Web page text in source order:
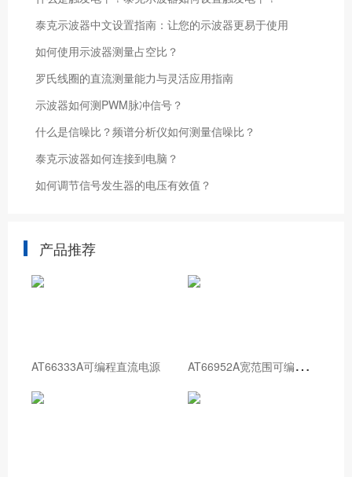
泰克示波器中文设置指南：让您的示波器更易于使用
如何使用示波器测量占空比？
罗氏线圈的直流测量能力与灵活应用指南
示波器如何测PWM脉冲信号？
什么是信噪比？频谱分析仪如何测量信噪比？
泰克示波器如何连接到电脑？
如何调节信号发生器的电压有效值？
产品推荐
AT66333A可编程直流电源 A
T66952A宽范围可编程直流电源